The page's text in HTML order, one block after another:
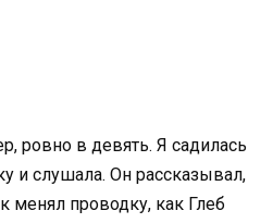
ровно в девять. Я садилась
и слушала. Он рассказывал,
менял проводку, как Глеб